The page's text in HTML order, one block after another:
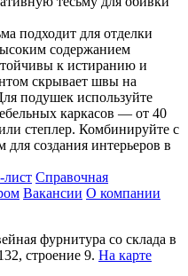
подходит для отделки
содержанием
к истиранию и
скрывает швы на
подушек используйте
каркасов — от 40
степлер. Комбинируйте с
создания интерьеров в
лист Справочная
Вакансии О компании
фурнитура со склада в
строение 9. На карте